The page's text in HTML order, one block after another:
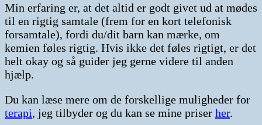
Min erfaring er, at det altid er godt givet ud at mødes
til en rigtig samtale (frem for en kort telefonisk
forsamtale), fordi du/dit barn kan mærke, om
kemien føles rigtig. Hvis ikke det føles rigtigt, er det
helt okay og så guider jeg gerne videre til anden
hjælp.
Du kan læse mere om de forskellige muligheder for
terapi, jeg tilbyder og du kan se mine priser her.